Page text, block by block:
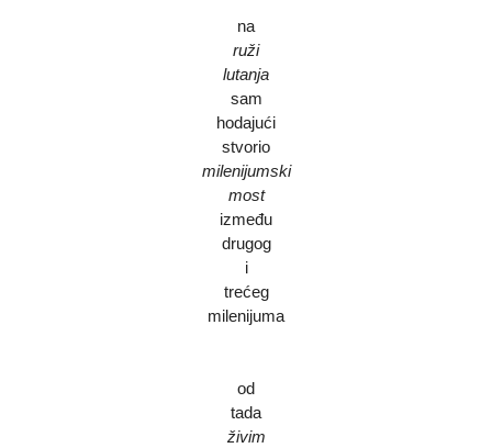
na
ruži
lutanja
sam
hodajući
stvorio
milenijumski
most
između
drugog
i
trećeg
milenijuma
od
tada
živim